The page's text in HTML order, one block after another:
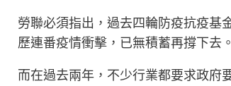
勞聯必須指出，過去四輪防疫抗疫基
歷連番疫情衝擊，已無積蓄再撐下去。
而在過去兩年，不少行業都要求政府